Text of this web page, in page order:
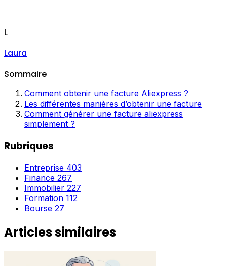
L
Laura
Sommaire
Comment obtenir une facture Aliexpress ?
Les différentes manières d’obtenir une facture
Comment générer une facture aliexpress
simplement ?
Rubriques
Entreprise 403
Finance 267
Immobilier 227
Formation 112
Bourse 27
Articles similaires